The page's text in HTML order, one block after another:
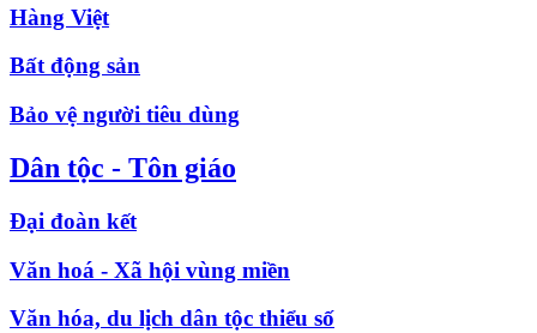
Hàng Việt
Bất động sản
Bảo vệ người tiêu dùng
Dân tộc - Tôn giáo
Đại đoàn kết
Văn hoá - Xã hội vùng miền
Văn hóa, du lịch dân tộc thiểu số